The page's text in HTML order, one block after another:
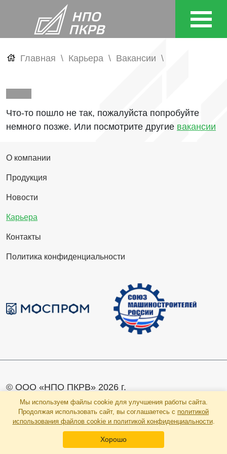
Мы используем файлы cookie для улучшения работы сайта.
Продолжая использовать сайт, вы соглашаетесь с политикой
использования файлов cookie и политикой конфиденциальности.
Хорошо
Главная Карьера Вакансии
Что-то пошло не так, пожалуйста попробуйте
немного позже. Или посмотрите другие вакансии
О компании
Продукция
Новости
Карьера
Контакты
Политика конфиденциальности
© ООО «НПО ПКРВ» 2026 г.